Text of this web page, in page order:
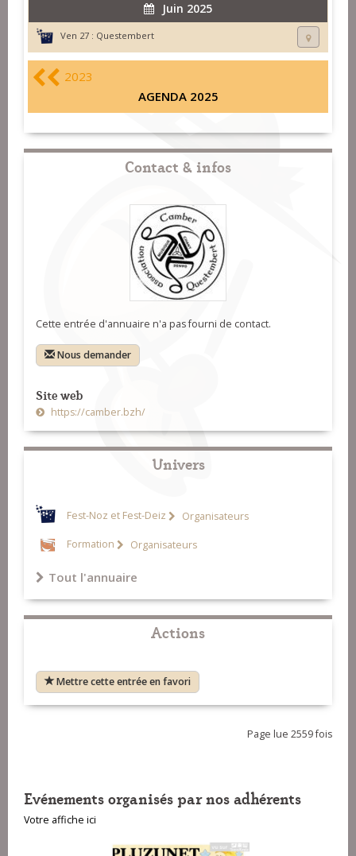
Juin 2025
Ven 27 : Questembert
2023
AGENDA 2025
Contact & infos
Cette entrée d'annuaire n'a pas fourni de contact.
Nous demander
Site web
https://camber.bzh/
Univers
Fest-Noz et Fest-Deiz Organisateurs
Formation Organisateurs
Tout l'annuaire
Actions
Mettre cette entrée en favori
Page lue 2559 fois
Evénements organisés par nos adhérents
Votre affiche ici